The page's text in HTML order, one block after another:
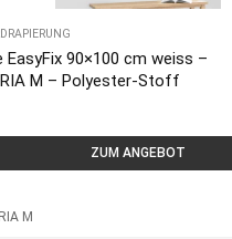
EasyFix 90×100 cm weiss –
M – Polyester-Stoff
ZUM ANGEBOT
M